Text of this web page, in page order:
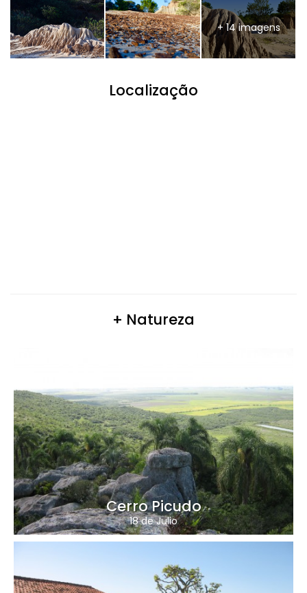
+ 14 imagens
Localização
+ Natureza
Cerro Picudo
18 de Julio